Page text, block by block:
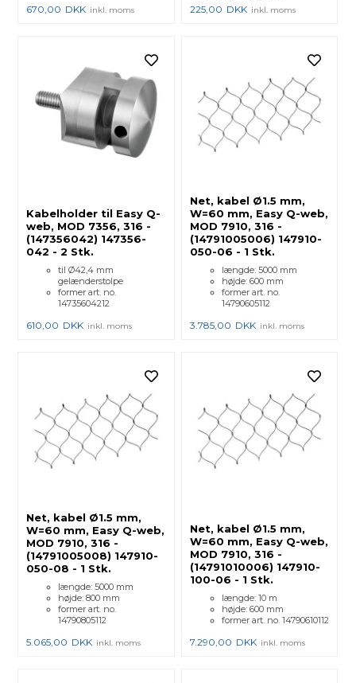
670,00 DKK inkl. moms 225,00 DKK inkl. moms
Kabelholder til Easy Q-
web, MOD 7356, 316 -
(147356042) 147356-
042 - 2 Stk.
til Ø42,4 mm
gelænderstolpe
former art. no.
14735604212
610,00 DKK inkl. moms
Net, kabel Ø1.5 mm,
W=60 mm, Easy Q-web,
MOD 7910, 316 -
(14791005006) 147910-
050-06 - 1 Stk.
længde: 5000 mm
højde: 600 mm
former art. no.
14790605112
3.785,00 DKK inkl. moms
Net, kabel Ø1.5 mm,
W=60 mm, Easy Q-web,
MOD 7910, 316 -
(14791005008) 147910-
050-08 - 1 Stk.
længde: 5000 mm
højde: 800 mm
former art. no.
14790805112
5.065,00 DKK inkl. moms
Net, kabel Ø1.5 mm,
W=60 mm, Easy Q-web,
MOD 7910, 316 -
(14791010006) 147910-
100-06 - 1 Stk.
længde: 10 m
højde: 600 mm
former art. no. 14790610112
7.290,00 DKK inkl. moms